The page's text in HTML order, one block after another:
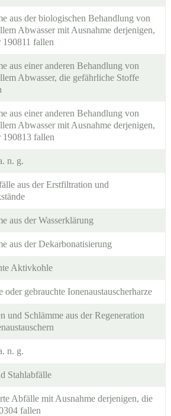
aus der biologischen Behandlung von
Abwasser mit Ausnahme derjenigen,
190811 fallen
aus einer anderen Behandlung von
Abwasser, die gefährliche Stoffe
aus einer anderen Behandlung von
Abwasser mit Ausnahme derjenigen,
190813 fallen
n. g.
aus der Erstfiltration und
aus der Wasserklärung
aus der Dekarbonatisierung
Aktivkohle
oder gebrauchte Ionenaustauscherharze
und Schlämme aus der Regeneration
n. g.
Stahlabfälle
Abfälle mit Ausnahme derjenigen, die
fallen